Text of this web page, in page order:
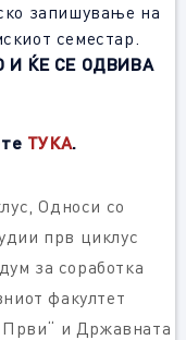
запишување на
семестар.
ЌЕ СЕ ОДВИВА
ТУКА.
,Односи со
прв циклус
за соработка
факултет
Први“ и Државната